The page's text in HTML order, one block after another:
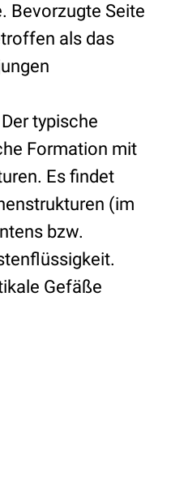
Bevorzugte Seite
als das
typische
Formation mit
Es findet
(im
bzw.
Gefäße